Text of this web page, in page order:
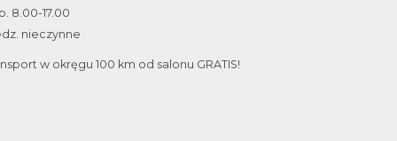
8.00-17.00
nieczynne
w okręgu 100 km od salonu GRATIS!